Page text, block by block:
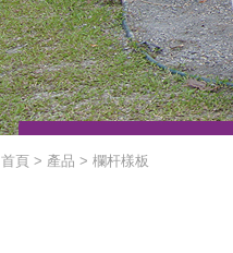
首頁 > 產品 > 欄杆樣板